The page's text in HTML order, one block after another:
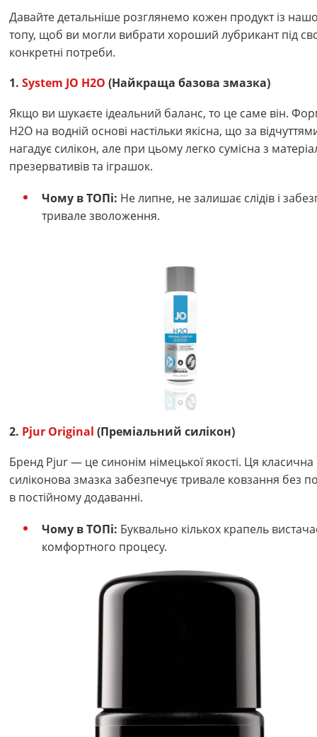
Давайте детальніше розглянемо кожен продукт із
топу, щоб ви могли вибрати хороший лубрикант під
конкретні потреби.
1. System JO H2O (Найкраща базова змазка)
Якщо ви шукаєте ідеальний баланс, то це саме він.
H2O на водній основі настільки якісна, що за
нагадує силікон, але при цьому легко сумісна з
презервативів та іграшок.
Чому в ТОПі: Не липне, не залишає слідів і
тривале зволоження.
2. Pjur Original (Преміальний силікон)
Бренд Pjur — це синонім німецької якості. Ця класична
силіконова змазка забезпечує тривале ковзання без
в постійному додаванні.
Чому в ТОПі: Буквально кількох крапель
комфортного процесу.